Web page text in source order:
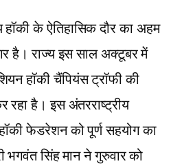
हॉकी के ऐतिहासिक दौर का अहम
है। राज्य इस साल अक्टूबर में
हॉकी चैंपियंस ट्रॉफी की
रहा है। इस अंतरराष्ट्रीय
फेडरेशन को पूर्ण सहयोग का
भगवंत सिंह मान ने गुरुवार को